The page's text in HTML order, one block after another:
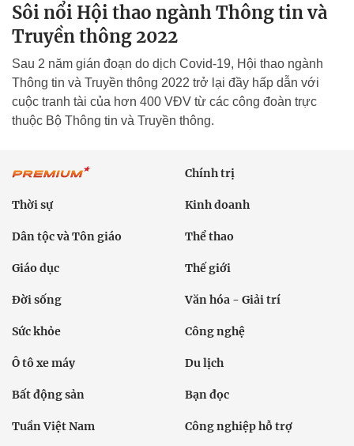
Sôi nổi Hội thao ngành Thông tin và
Truyền thông 2022
Sau 2 năm gián đoạn do dịch Covid-19, Hội thao ngành
Thông tin và Truyền thông 2022 trở lại đầy hấp dẫn với
cuộc tranh tài của hơn 400 VĐV từ các công đoàn trực
thuộc Bộ Thông tin và Truyền thông.
Chính trị
Thời sự Kinh doanh
Dân tộc và Tôn giáo Thể thao
Giáo dục Thế giới
Đời sống Văn hóa - Giải trí
Sức khỏe Công nghệ
Ô tô xe máy Du lịch
Bất động sản Bạn đọc
Tuần Việt Nam Công nghiệp hỗ trợ